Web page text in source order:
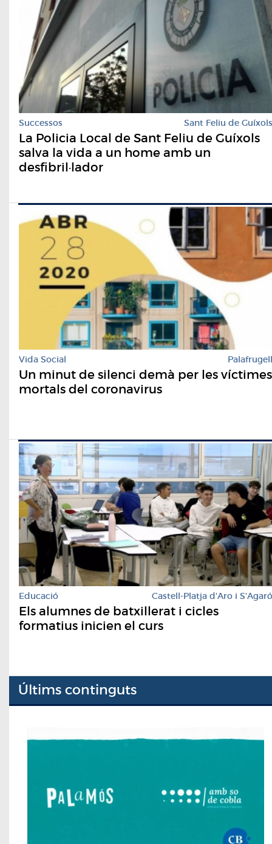
Successos Sant Feliu de Guíxols
La Policia Local de Sant Feliu de Guíxols
salva la vida a un home amb un
desfibril·lador
Vida Social Palafrugell
Un minut de silenci demà per les víctimes
mortals del coronavirus
Educació Castell-Platja d'Aro i S'Agaró
Els alumnes de batxillerat i cicles
formatius inicien el curs
Últims continguts